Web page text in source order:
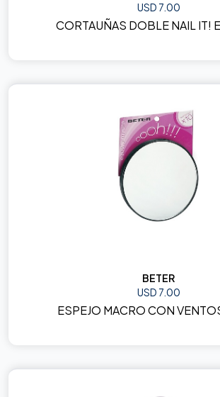
USD 7.00
CORTAUÑAS DOBLE NAIL IT!
BETER
USD 7.00
ESPEJO MACRO CON